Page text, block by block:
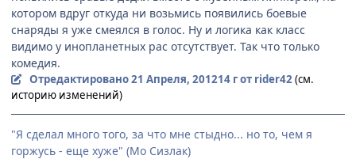
котором вдруг откуда ни возьмись появились боевые
снаряды я уже смеялся в голос. Ну и логика как класс
видимо у инопланетных рас отсутствует. Так что только
комедия.
Отредактировано21 Апреля, 201214 гот rider42 (см.
историю изменений)
"Я сделал много того, за что мне стыдно... но то, чем я
горжусь - еще хуже" (Мо Сизлак)